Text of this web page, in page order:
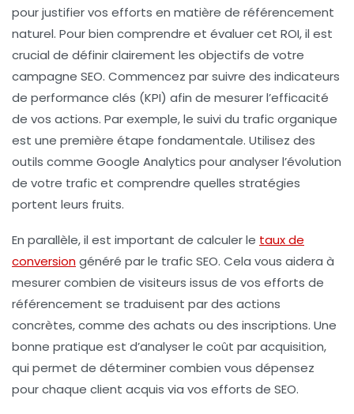
pour justifier vos efforts en matière de référencement
naturel. Pour bien comprendre et évaluer cet ROI, il est
crucial de définir clairement les objectifs de votre
campagne SEO. Commencez par suivre des indicateurs
de performance clés (KPI) afin de mesurer l’efficacité
de vos actions. Par exemple, le suivi du trafic organique
est une première étape fondamentale. Utilisez des
outils comme Google Analytics pour analyser l’évolution
de votre trafic et comprendre quelles stratégies
portent leurs fruits.
En parallèle, il est important de calculer le taux de
conversiongénéré par le trafic SEO. Cela vous aidera à
mesurer combien de visiteurs issus de vos efforts de
référencement se traduisent par des actions
concrètes, comme des achats ou des inscriptions. Une
bonne pratique est d’analyser le coût par acquisition,
qui permet de déterminer combien vous dépensez
pour chaque client acquis via vos efforts de SEO.